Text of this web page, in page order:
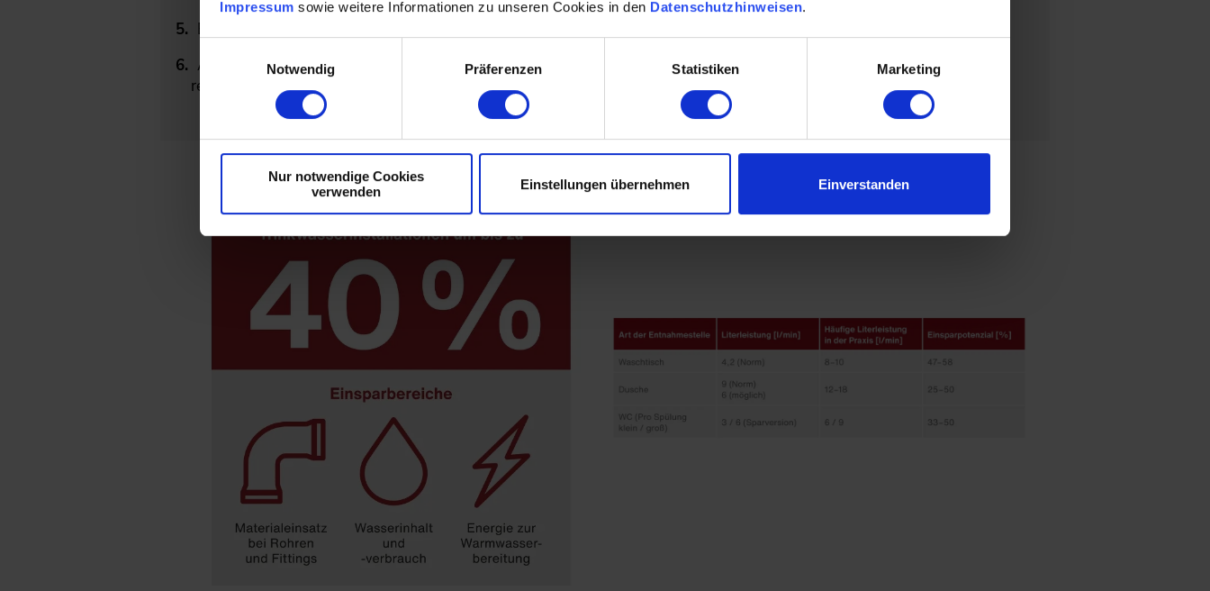
Impressum sowie weitere Informationen zu unseren Cookies in den Datenschutzhinweisen.
Notwendig
Präferenzen Statistiken Marketing
Nur notwendige Cookies
verwenden
Einstellungen übernehmen Einverstanden
Elektronische, berührungslose Armaturen einsetzen, um Wasser zu sparen und die Hygiene zu unterstützen.
Armaturen mit einem Wassermanagement-System wie SWS vernetzen, um Spülungen automatisch und
ressourcenschonend durchzuführen.